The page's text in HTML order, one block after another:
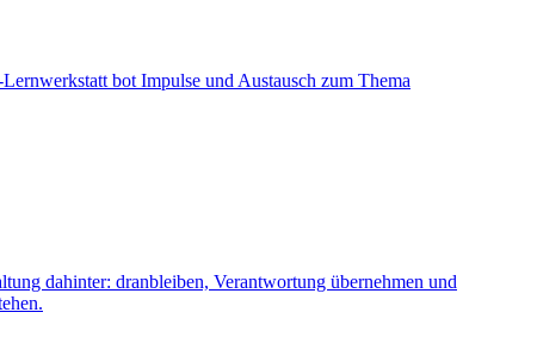
bot Impulse und Austausch zum Thema
dahinter: dranbleiben, Verantwortung übernehmen und